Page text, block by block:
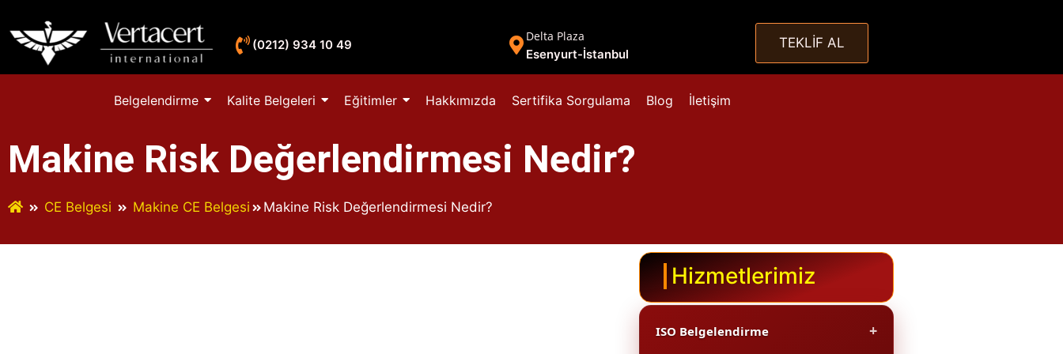
(0212) 934 10 49
Delta Plaza
Esenyurt-İstanbul
TEKLİF AL
Belgelendirme Kalite Belgeleri Eğitimler Hakkımızda Sertifika Sorgulama Blog İletişim
Makine Risk Değerlendirmesi Nedir?
CE Belgesi Makine CE Belgesi Makine Risk Değerlendirmesi Nedir?
Hizmetlerimiz
ISO Belgelendirme +